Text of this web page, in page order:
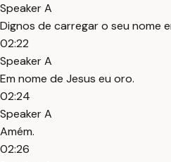
Speaker A
Dignos de carregar o seu nome
02:22
Speaker A
Em nome de Jesus eu oro.
02:24
Speaker A
Amém.
02:26